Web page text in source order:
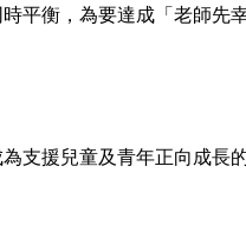
平衡，為要達成「老師先
支援兒童及青年正向成長